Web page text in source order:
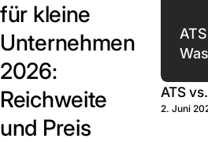
für kleine
Unternehmen
2026:
Reichweite
und Preis
ATS
2. Juni